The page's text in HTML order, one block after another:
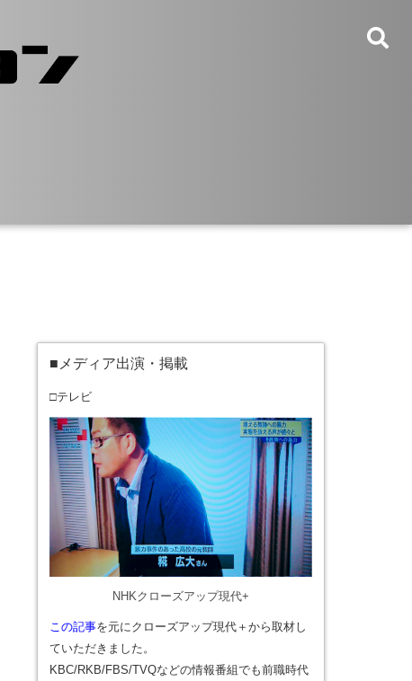
■メディア出演・掲載
□テレビ
NHKクローズアップ現代+
この記事を元にクローズアップ現代＋から取材し
ていただきました。
KBC/RKB/FBS/TVQなどの情報番組でも前職時代